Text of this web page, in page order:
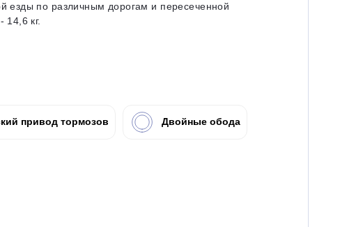
езды по различным дорогам и пересеченной
кг.
привод тормозов Двойные обода